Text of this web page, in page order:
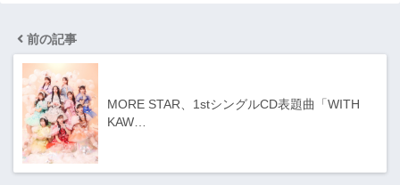
前の記事
MORE STAR、1stシングルCD表題曲「WITH
KAW…